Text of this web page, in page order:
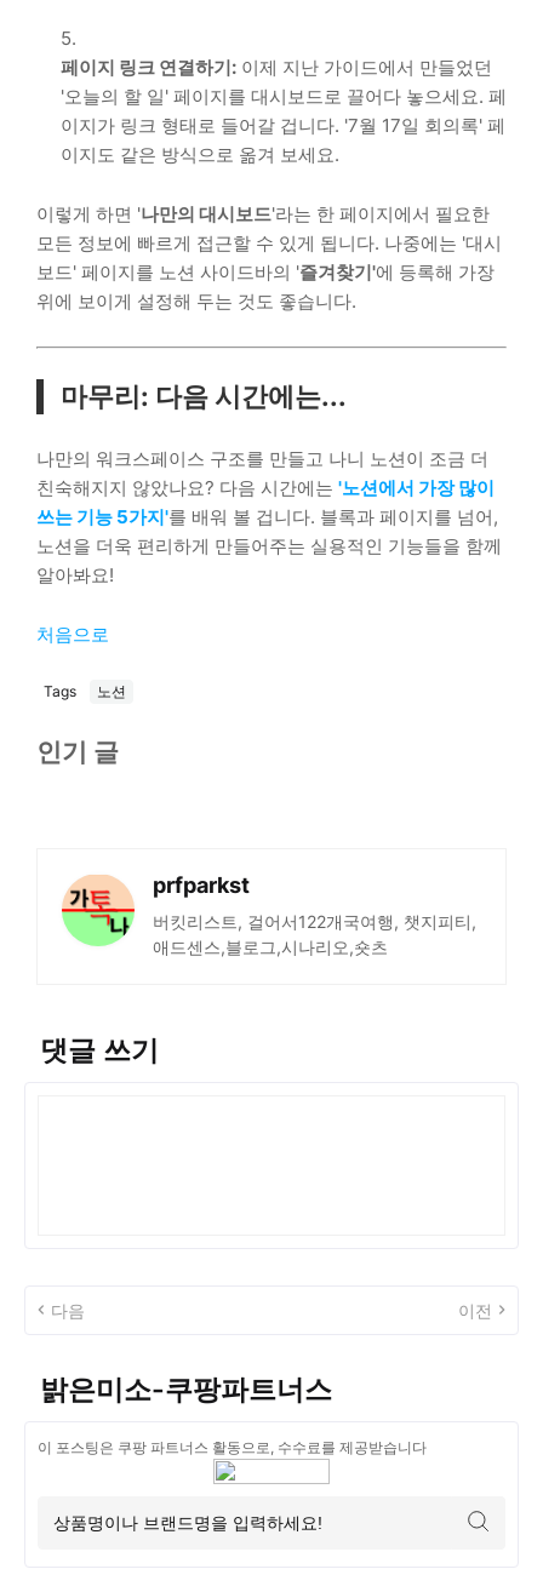
페이지 링크 연결하기: 이제 지난 가이드에서 만들었던
'오늘의 할 일' 페이지를 대시보드로 끌어다 놓으세요. 페
이지가 링크 형태로 들어갈 겁니다. '7월 17일 회의록' 페
이지도 같은 방식으로 옮겨 보세요.
이렇게 하면 '나만의 대시보드'라는 한 페이지에서 필요한
모든 정보에 빠르게 접근할 수 있게 됩니다. 나중에는 '대시
보드' 페이지를 노션 사이드바의 '즐겨찾기'에 등록해 가장
위에 보이게 설정해 두는 것도 좋습니다.
마무리: 다음 시간에는...
나만의 워크스페이스 구조를 만들고 나니 노션이 조금 더
친숙해지지 않았나요? 다음 시간에는 '노션에서 가장 많이
쓰는 기능 5가지'를 배워 볼 겁니다. 블록과 페이지를 넘어,
노션을 더욱 편리하게 만들어주는 실용적인 기능들을 함께
알아봐요!
처음으로
Tags 노션
인기 글
prfparkst
버킷리스트, 걸어서122개국여행, 챗지피티,
애드센스,블로그,시나리오,숏츠
댓글 쓰기
다음 이전
밝은미소-쿠팡파트너스
이 포스팅은 쿠팡 파트너스 활동으로, 수수료를 제공받습니다